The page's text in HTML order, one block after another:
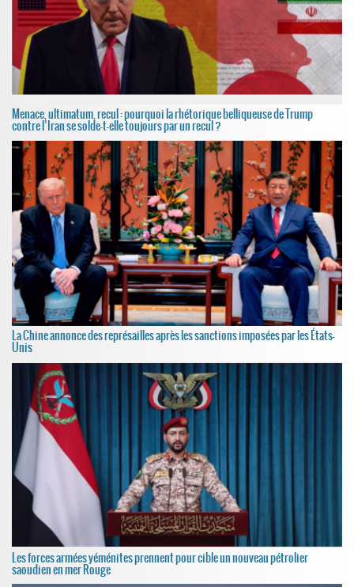
Menace, ultimatum, recul : pourquoi la rhétorique belliqueuse de Trump
contre l’Iran se solde-t-elle toujours par un recul ?
La Chine annonce des représailles après les sanctions imposées par les États-
Unis
Les forces armées yéménites prennent pour cible un nouveau pétrolier
saoudien en mer Rouge